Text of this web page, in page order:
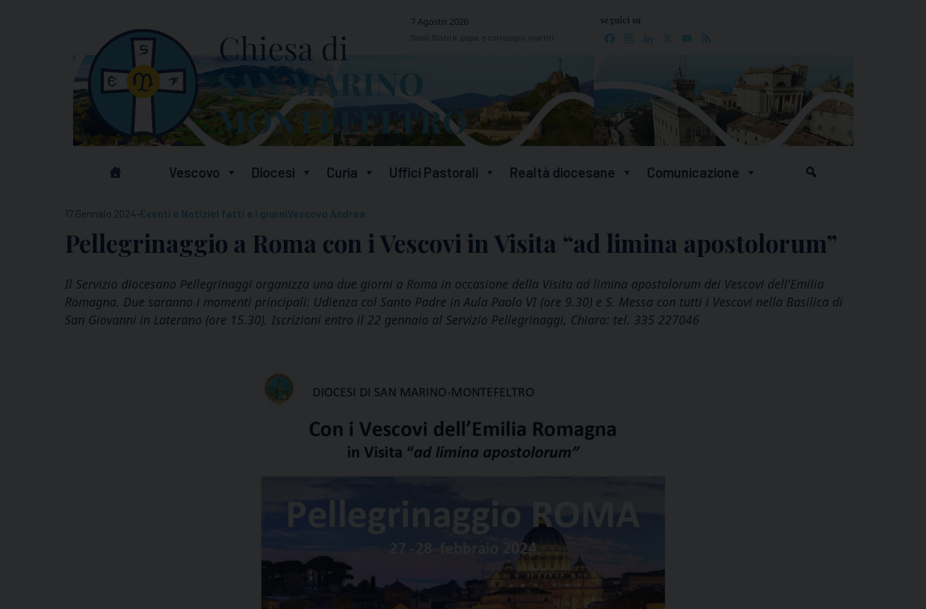
7 Agosto 2026
Santi Sisto II, papa, e compagni, martiri
seguici su
Facebook
Instagram
LinkedIn YouTube
Vescovo Diocesi Curia Uffici Pastorali Realtà diocesane Comunicazione
17 Gennaio 2024-Eventi e NotizieI fatti e i giorniVescovo Andrea
Pellegrinaggio a Roma con i Vescovi in Visita “ad limina apostolorum”
Il Servizio diocesano Pellegrinaggi organizza una due giorni a Roma in occasione della Visita ad limina apostolorum dei Vescovi dell'Emilia
Romagna. Due saranno i momenti principali: Udienza col Santo Padre in Aula Paolo VI (ore 9.30) e S. Messa con tutti i Vescovi nella Basilica di
San Giovanni in Laterano (ore 15.30). Iscrizioni entro il 22 gennaio al Servizio Pellegrinaggi, Chiara: tel. 335 227046